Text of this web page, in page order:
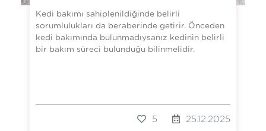
Kedi bakımı sahiplenildiğinde belirli
sorumlulukları da beraberinde getirir. Önceden
kedi bakımında bulunmadıysanız kedinin belirli
bir bakım süreci bulunduğu bilinmelidir.
5 25.12.2025